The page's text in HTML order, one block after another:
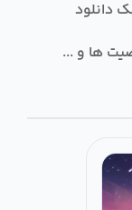
دانلود
ها و ...